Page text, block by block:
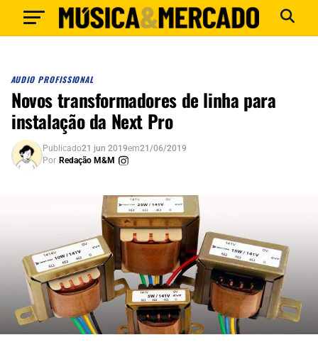
AUDIO PROFISSIONAL
Novos transformadores de linha para
instalação da Next Pro
Publicado21 jun 2019em21/06/2019
Por Redação M&M